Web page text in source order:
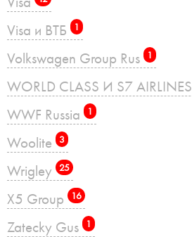
Visa и ВТБ 1
Volkswagen Group Rus 1
WORLD CLASS И S7 AIRLINES
WWF Russia 1
Woolite 3
Wrigley 25
X5 Group 16
Zatecky Gus 1